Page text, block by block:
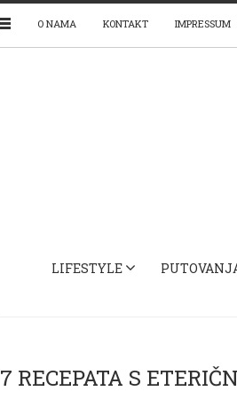
O NAMA KONTAKT IMPRESSUM
LIFESTYLE
7 RECEPATA S